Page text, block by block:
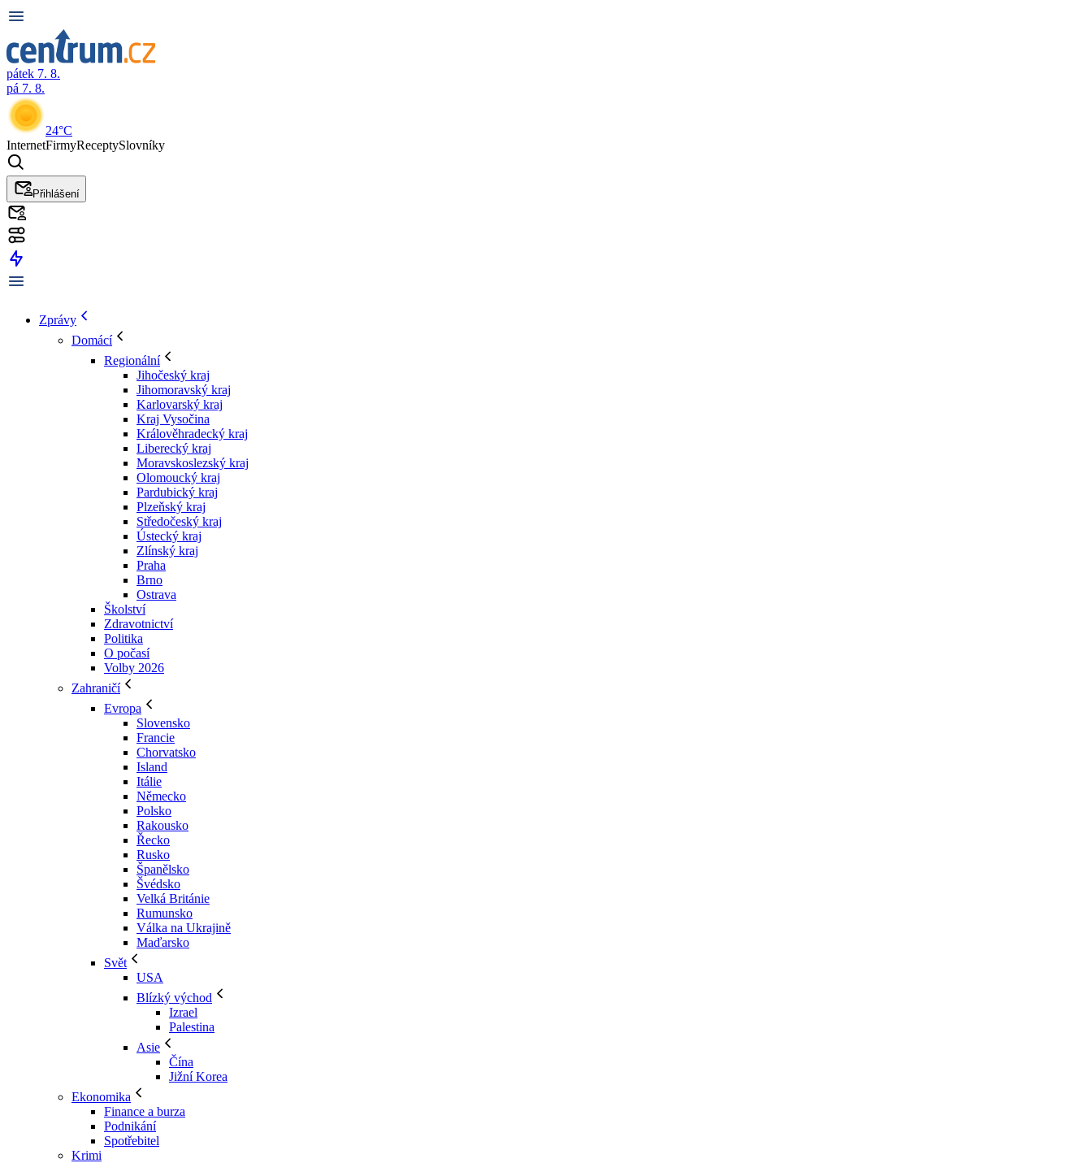
pátek 7. 8.
pá 7. 8.
24°C
InternetFirmyReceptySlovníky
Přihlášení
Zprávy
Domácí
Regionální
Jihočeský kraj
Jihomoravský kraj
Karlovarský kraj
Kraj Vysočina
Králověhradecký kraj
Liberecký kraj
Moravskoslezský kraj
Olomoucký kraj
Pardubický kraj
Plzeňský kraj
Středočeský kraj
Ústecký kraj
Zlínský kraj
Praha
Brno
Ostrava
Školství
Zdravotnictví
Politika
O počasí
Volby 2026
Zahraničí
Evropa
Slovensko
Francie
Chorvatsko
Island
Itálie
Německo
Polsko
Rakousko
Řecko
Rusko
Španělsko
Švédsko
Velká Británie
Rumunsko
Válka na Ukrajině
Maďarsko
Svět
USA
Blízký východ
Izrael
Palestina
Asie
Čína
Jižní Korea
Ekonomika
Finance a burza
Podnikání
Spotřebitel
Krimi